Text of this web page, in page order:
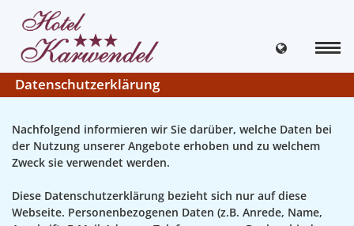
Datenschutzerklärung
Nachfolgend informieren wir Sie darüber, welche Daten bei
der Nutzung unserer Angebote erhoben und zu welchem
Zweck sie verwendet werden.
Diese Datenschutzerklärung bezieht sich nur auf diese
Webseite. Personenbezogenen Daten (z.B. Anrede, Name,